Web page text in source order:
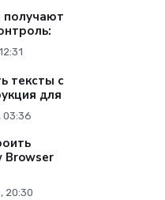
получают
тексты с
для
03:36
Browser
20:30